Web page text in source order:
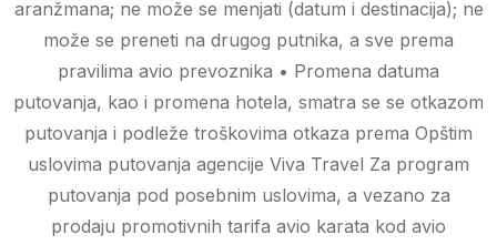
aranžmana; ne može se menjati (datum i destinacija); ne
može se preneti na drugog putnika, a sve prema
pravilima avio prevoznika • Promena datuma
putovanja, kao i promena hotela, smatra se se otkazom
putovanja i podleže troškovima otkaza prema Opštim
uslovima putovanja agencije Viva Travel Za program
putovanja pod posebnim uslovima, a vezano za
prodaju promotivnih tarifa avio karata kod avio